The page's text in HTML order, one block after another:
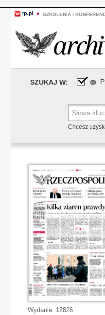
SZKOLENIA I
SZUKAJ W:
Chcesz
Wydanie: 12826